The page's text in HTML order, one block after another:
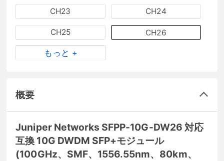
CH23 CH24
CH25 CH26
もっと +
概要
Juniper Networks SFPP-10G-DW26 対応
互換 10G DWDM SFP+モジュール
(100GHz、SMF、1556.55nm、80km、